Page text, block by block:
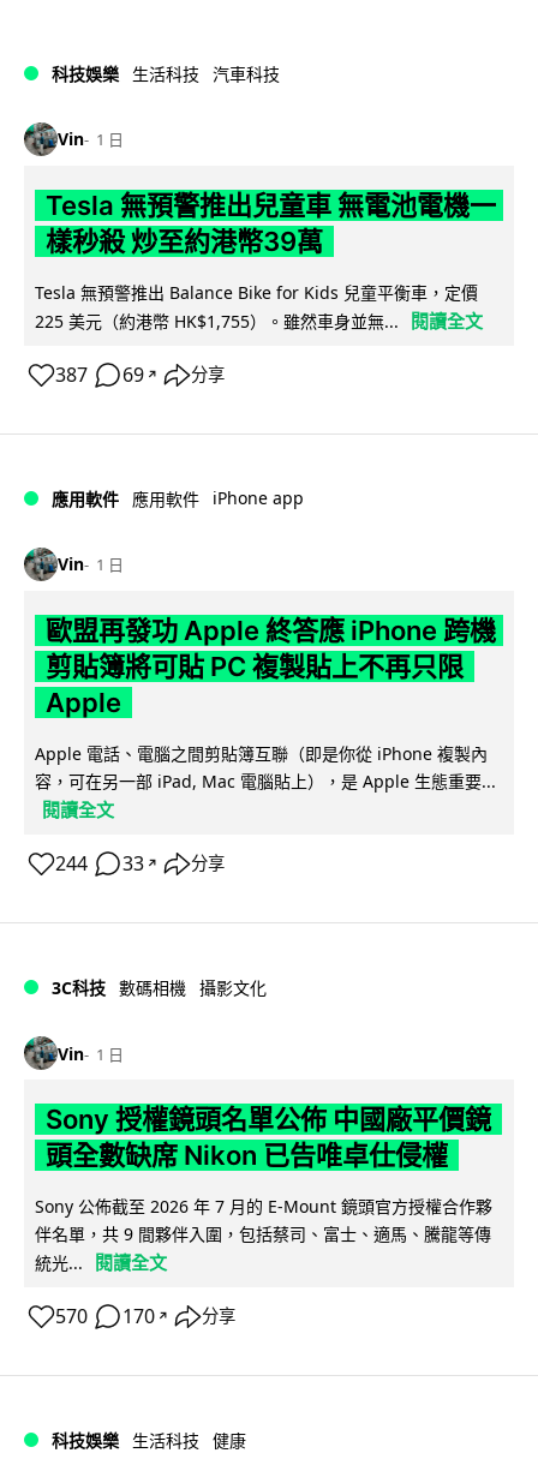
科技娛樂 生活科技 汽車科技
Vin 1 日
Tesla 無預警推出兒童車 無電池電機一
樣秒殺 炒至約港幣39萬
Tesla 無預警推出 Balance Bike for Kids 兒童平衡車，定價
225 美元（約港幣 HK$1,755）。雖然車身並無...
閱讀全文
387 69 ↗ 分享
應用軟件 應用軟件 iPhone app
Vin 1 日
歐盟再發功 Apple 終答應 iPhone 跨機
剪貼簿將可貼 PC 複製貼上不再只限
Apple
Apple 電話、電腦之間剪貼簿互聯（即是你從 iPhone 複製內
容，可在另一部 iPad, Mac 電腦貼上），是 Apple 生態重要...
閱讀全文
244 33 ↗ 分享
3C科技 數碼相機 攝影文化
Vin 1 日
Sony 授權鏡頭名單公佈 中國廠平價鏡
頭全數缺席 Nikon 已告唯卓仕侵權
Sony 公佈截至 2026 年 7 月的 E-Mount 鏡頭官方授權合作夥
伴名單，共 9 間夥伴入圍，包括蔡司、富士、適馬、騰龍等傳
統光...
閱讀全文
570 170 ↗ 分享
科技娛樂 生活科技 健康